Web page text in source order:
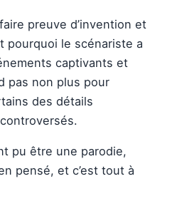
preuve d’invention et
pourquoi le scénariste a
captivants et
pas non plus pour
des détails
pu être une parodie,
pensé, et c’est tout à